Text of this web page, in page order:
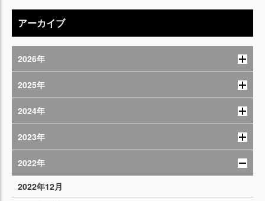
アーカイブ
2026年
2025年
2024年
2023年
2022年
2022年12月